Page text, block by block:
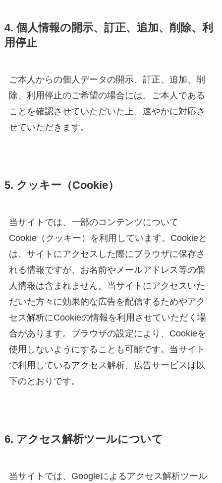
4. 個人情報の開示、訂正、追加、削除、利
用停止
ご本人からの個人データの開示、訂正、追加、削
除、利用停止のご希望の場合には、ご本人である
ことを確認させていただいた上、速やかに対応さ
せていただきます。
5. クッキー（Cookie）
当サイトでは、一部のコンテンツについて
Cookie（クッキー）を利用しています。Cookieと
は、サイトにアクセスした際にブラウザに保存さ
れる情報ですが、お名前やメールアドレス等の個
人情報は含まれません。当サイトにアクセスいた
だいた方々に効果的な広告を配信するためやアク
セス解析にCookieの情報を利用させていただく場
合があります。ブラウザの設定により、Cookieを
使用しないようにすることも可能です。当サイト
で利用しているアクセス解析、広告サービスは以
下のとおりです。
6. アクセス解析ツールについて
当サイトでは、Googleによるアクセス解析ツール